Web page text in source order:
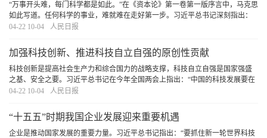
“万事开头难，每门科学都是如此。”在《资本论》第一卷第一版序言中，马克思
如此写道。任何科学的事业，难就难在走好第一步。习近平总书记深刻指出：
“第一步走错了就不行。如果抱着当官谋利的想法，那做的一切事情都不会对。”
04-22 10-04 人民日报
加强科技创新、推进科技自立自强的原创性贡献
科技创新是提高社会生产力和综合国力的战略支撑，科技自立自强是国家强盛
之基、安全之要。习近平总书记在今年全国两会上指出：“中国的科技发展要在
国际上开展合作的同时，坚持独立自主、自立自强，更好承担起我们的历史责
04-22 10-04 人民日报
“十五五”时期我国企业发展迎来重要机遇
企业是推动国家发展的重要力量。习近平总书记指出：“要抓住新一轮世界科技